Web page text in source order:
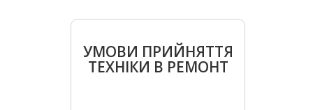
УМОВИ ПРИЙНЯТТЯ
ТЕХНІКИ В РЕМОНТ